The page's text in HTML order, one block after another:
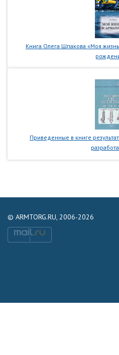
Книга Олега Шпакова «Моя
Приведенные в книге
© ARMTORG.RU, 2006-2026